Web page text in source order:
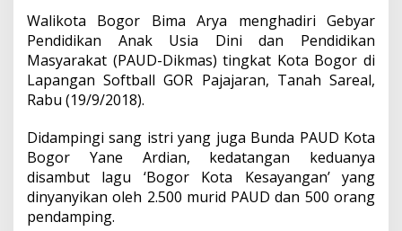
Walikota Bogor Bima Arya menghadiri Gebyar
Pendidikan Anak Usia Dini dan Pendidikan
Masyarakat (PAUD-Dikmas) tingkat Kota Bogor di
Lapangan Softball GOR Pajajaran, Tanah Sareal,
Rabu (19/9/2018).
Didampingi sang istri yang juga Bunda PAUD Kota
Bogor Yane Ardian, kedatangan keduanya
disambut lagu ‘Bogor Kota Kesayangan’ yang
dinyanyikan oleh 2.500 murid PAUD dan 500 orang
pendamping.